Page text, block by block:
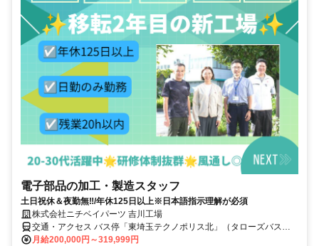
電子部品の加工・製造スタッフ
土日祝休＆夜勤無‼︎/年休125日以上※日本語指示理解が必須
株式会社ニチベイパーツ 吉川工場
交通・アクセス バス停「東埼玉テクノポリス北」（タローズバス）
徒歩1分
月給200,000円～319,999円